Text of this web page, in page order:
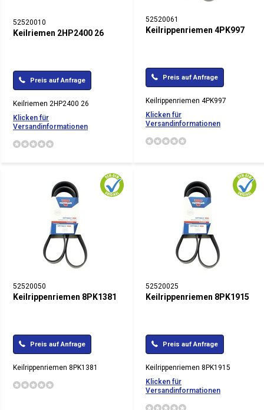
52520010
Keilriemen 2HP2400 26
Preis auf Anfrage
Keilriemen 2HP2400 26
Klicken für
Versandinformationen
52520061
Keilrippenriemen 4PK997
Preis auf Anfrage
Keilrippenriemen 4PK997
Klicken für
Versandinformationen
52520050
Keilrippenriemen 8PK1381
Preis auf Anfrage
Keilrippenriemen 8PK1381
52520025
Keilrippenriemen 8PK1915
Preis auf Anfrage
Keilrippenriemen 8PK1915
Klicken für
Versandinformationen